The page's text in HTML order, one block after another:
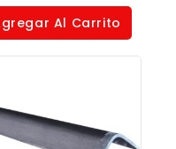
Al Carrito